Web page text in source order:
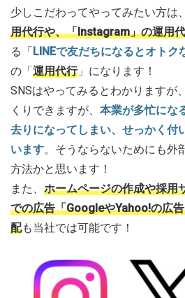
少しこだわってやってみたい方は
用代行や、「Instagram」の運用
る「LINEで友だちになるとオトク
の「運用代行」になります！
SNSはやってみるとわかりますが
くりできますが、 本業が多忙にな
去りになってしまい、 せっかく付
います。そうならないためにも外
方法かと思います！
また、 ホームページの作成や採用
での広告「GoogleやYahoo!の広
配も当社では可能です！